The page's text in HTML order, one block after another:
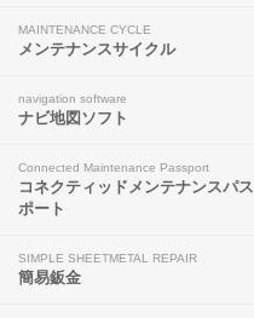
MAINTENANCE CYCLE
メンテナンスサイクル
navigation software
ナビ地図ソフト
Connected Maintenance Passport
コネクティッドメンテナンスパス
ポート
SIMPLE SHEETMETAL REPAIR
簡易鈑金